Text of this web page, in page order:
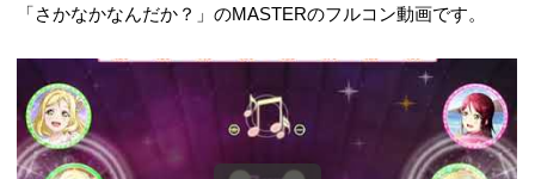
「さかなかなんだか？」のMASTERのフルコン動画です。